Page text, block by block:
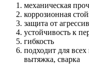
механическая
коррозионная
защита от
устойчивость к
гибкость
подходит для
вытяжка, сварка